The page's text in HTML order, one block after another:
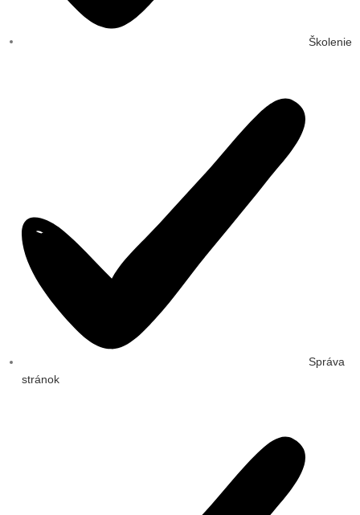
Školenie
Správa
stránok